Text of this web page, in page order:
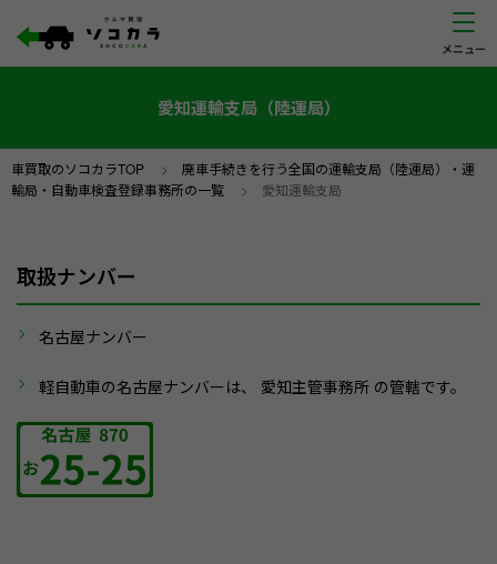
愛知運輸支局（陸運局）
車買取のソコカラTOP > 廃車手続きを行う全国の運輸支局（陸運局）・運
輸局・自動車検査登録事務所の一覧 > 愛知運輸支局
取扱ナンバー
名古屋ナンバー
軽自動車の名古屋ナンバーは、 愛知主管事務所 の管轄です。